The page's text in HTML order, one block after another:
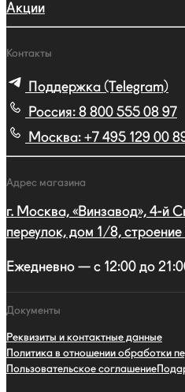
Акции
Контакты
Поддержка (Telegram)
Россия: 8 800 555 08 97
Москва: +7 495 129 00
Адрес магазина
г. Москва, «Винзавод», 4-й
переулок, дом 1/8, строение
Ежедневно — с 12:00 до
Документы
Реквизиты и контактные данные
Политика в отношении обработки
Пользовательское соглашение